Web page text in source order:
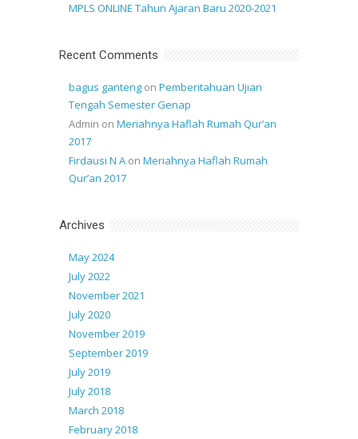
MPLS ONLINE Tahun Ajaran Baru 2020-2021
Recent Comments
bagus ganteng on Pemberitahuan Ujian
Tengah Semester Genap
Admin on Meriahnya Haflah Rumah Qur’an
2017
Firdausi N A on Meriahnya Haflah Rumah
Qur’an 2017
Archives
May 2024
July 2022
November 2021
July 2020
November 2019
September 2019
July 2019
July 2018
March 2018
February 2018